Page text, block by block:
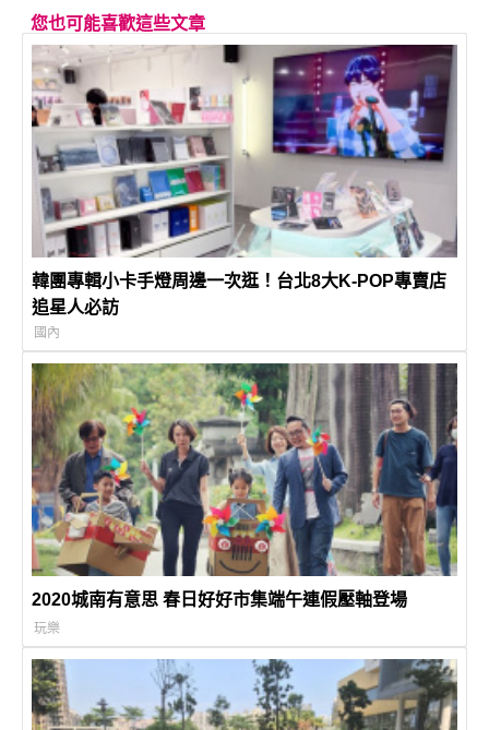
您也可能喜歡這些文章
韓團專輯小卡手燈周邊一次逛！台北8大K-POP專賣店
追星人必訪
國內
2020城南有意思 春日好好市集端午連假壓軸登場
玩樂